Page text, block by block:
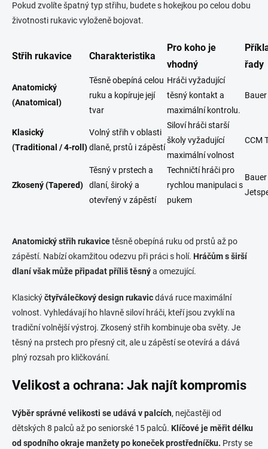
Pokud zvolíte špatný typ střihu, budete s hokejkou po celou dobu
životnosti rukavic vyloženě bojovat.
Střih rukavice Charakteristika
Pro koho je
vhodný
řady
Anatomický
(Anatomical)
Těsně obepíná celou
ruku a kopíruje její
tvar
Hráči vyžadující
těsný kontakt a
maximální kontrolu.
Klasický
(Traditional / 4-roll)
Volný střih v oblasti
dlaně, prstů i zápěstí
Siloví hráči starší
školy vyžadující
maximální volnost
CCM
Zkosený (Tapered)
Těsný v prstech a
dlaní, široký a
otevřený v zápěstí
Techničtí hráči pro
rychlou manipulaci s
pukem
Anatomický střih rukavicetěsně obepíná ruku od prstů až po
zápěstí. Nabízí okamžitou odezvu při práci s holí. Hráčům s širší
dlaní však může připadat příliš těsnýa omezující.
Klasickýčtyřválečkový design rukavicdává ruce maximální
volnost. Vyhledávají ho hlavně siloví hráči, kteří jsou zvyklí na
tradiční volnější výstroj. Zkosený střih kombinuje oba světy. Je
těsný na prstech pro přesný cit, ale u zápěstí se otevírá a dává
plný rozsah pro kličkování.
Velikost a ochrana: Jak najít kompromis
Výběr správné velikosti se udává v palcích, nejčastěji od
dětských 8 palců až po seniorské 15 palců. Klíčové je měřit délku
od spodního okraje manžety po koneček prostředníčku. Prsty se